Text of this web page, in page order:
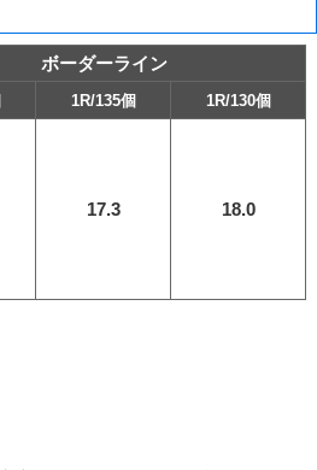
ボーダーライン
1R/135個 1R/130個
17.3 18.0